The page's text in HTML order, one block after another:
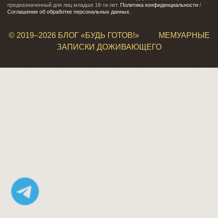
предназначенный для лиц младше 18-ти лет. Политика конфиденциальности /
Соглашение об обработке персональных данных
© 2019–2026 БЛОГ «БУДЬ ГОТОВ!»
МЕМУАРНЫЕ
ЗАПИСКИ ДОЖИВАЮЩЕГО